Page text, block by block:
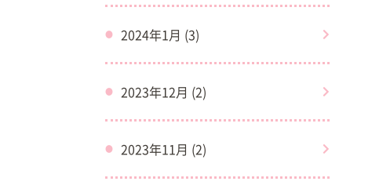
2024年1月 (3)
2023年12月 (2)
2023年11月 (2)